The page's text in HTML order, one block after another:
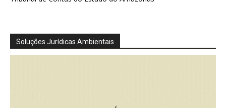
Soluções Jurídicas Ambientais